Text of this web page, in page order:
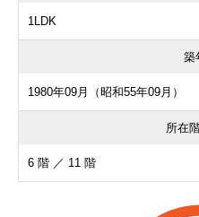
1LDK
築
1980年09月（昭和55年09月）
所在
6 階 ／ 11 階